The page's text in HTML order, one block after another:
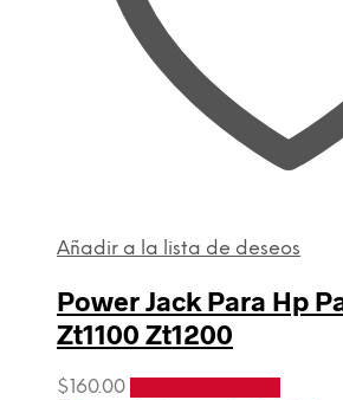
Añadir a la lista de deseos
Power Jack Para Hp
Zt1100 Zt1200
$160.00